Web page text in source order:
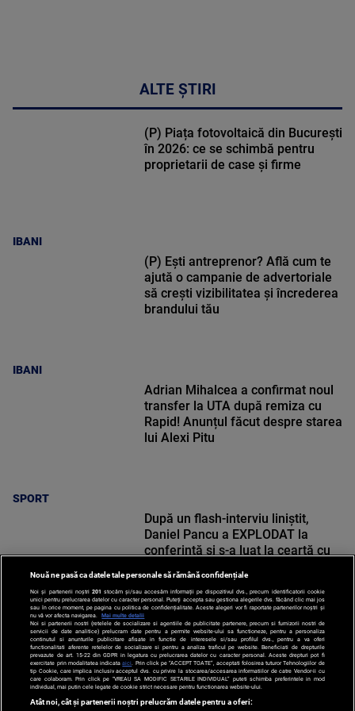
ALTE ȘTIRI
IBANI
(P) Piața fotovoltaică din București
în 2026: ce se schimbă pentru
proprietarii de case și firme
IBANI
(P) Ești antreprenor? Află cum te
ajută o campanie de advertoriale
să crești vizibilitatea și încrederea
brandului tău
SPORT
Adrian Mihalcea a confirmat noul
transfer la UTA după remiza cu
Rapid! Anunțul făcut despre starea
lui Alexi Pitu
SPORT
După un flash-interviu liniștit,
Daniel Pancu a EXPLODAT la
conferință și s-a luat la ceartă cu
strigați”
Nouă ne pasă ca datele tale personale să rămână confidențiale
Noi și partenerii noștri 201 stocăm și/sau accesăm informații pe dispozitivul dvs., precum identificatorii cookie
unici pentru prelucrarea datelor cu caracter personal. Puteți accepta sau gestiona alegerile dvs. făcând clic mai jos
sau în orice moment, pe pagina cu politica de confidențialitate. Aceste alegeri vor fi raportate partenerilor noștri și
nu vă vor afecta navigarea.
Mai multe detalii
Noi si partenerii nostri (retelele de socializare si agentiile de publicitate partenere, precum si furnizorii nostri de
servicii de date analitice) prelucram date pentru a permite website-ului sa functioneze, pentru a personaliza
continutul si anunturile publicitare afisate in functie de interesele si/sau profilul dvs., pentru a va oferi
functionalitati aferente retelelor de socializare si pentru a analiza traficul pe website. Beneficiati de drepturile
prevazute de art. 15-22 din GDPR in legatura cu prelucrarea datelor cu caracter personal. Aceste drepturi pot fi
exercitate prin modalitatea indicataaici . Prin click pe “ACCEPT TOATE”, acceptati folosirea tuturor Tehnologiilor de
tip Cookie, care implica inclusiv acceptul dvs. cu privire la stocarea/accesarea informatiilor de catre Vendor-ii cu
care colaboram. Prin click pe “VREAU SA MODIFIC SETARILE INDIVIDUAL” puteti schimba preferintele in mod
individual, mai putin cele legate de cookie strict necesare pentru functionarea website-ului.
Atât noi, cât și partenerii noștri prelucrăm datele pentru a oferi: